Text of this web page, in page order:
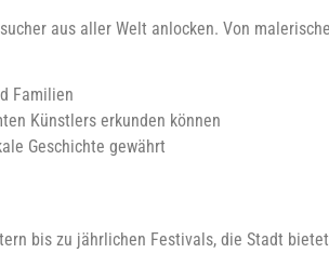
aus aller Welt anlocken. Von
Familien
Künstlers erkunden können
Geschichte gewährt
bis zu jährlichen Festivals, die Stadt